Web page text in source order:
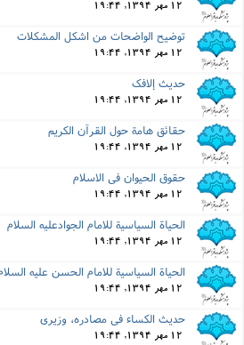
12 مهر 1394, 19:44
توضیح الواضحات من اشکل المشکلات
12 مهر 1394, 19:44
حدیث إلافک
12 مهر 1394, 19:44
حقائق هامة حول القرآن الکریم
12 مهر 1394, 19:44
حقوق الحیوان فى الاسلام
12 مهر 1394, 19:44
الحیاة السیاسیة للامام الجوادعلیه السلام
12 مهر 1394, 19:44
الحیاة السیاسیة للامام الحسن علیه السلام
12 مهر 1394, 19:44
حدیث الکساء فى مصادره، وزیرى
12 مهر 1394, 19:44